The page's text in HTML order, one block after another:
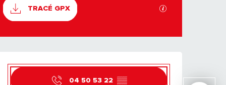
DOKUMENTATION
TRACÉ GPX Mit GPX / KML-
ÖFFNUNGSZEITEN
04 50 53 22 ▒▒